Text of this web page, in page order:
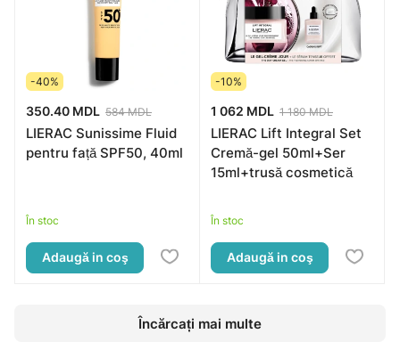
-40%
350.40 MDL 584 MDL
LIERAC Sunissime Fluid
pentru față SPF50, 40ml
În stoc
Adaugă in coş
-10%
1 062 MDL 1 180 MDL
LIERAC Lift Integral Set
Cremă-gel 50ml+Ser
15ml+trusă cosmetică
În stoc
Adaugă in coş
Încărcați mai multe